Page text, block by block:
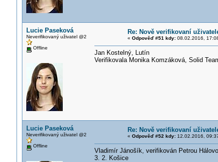
Lucie Paseková
Neverifikovaný uživatel @2
Offline
Re: Nově verifikovaní
« Odpověď #51 kdy:08.02.2016,
Jan Kostelný, Lutín
Verifikovala Monika Komzáková, Solid
Lucie Paseková
Neverifikovaný uživatel @2
Offline
Re: Nově verifikovaní
« Odpověď #52 kdy:12.02.2016,
Vladimír Jánošík, verifikován Petrou
3. 2. Košice